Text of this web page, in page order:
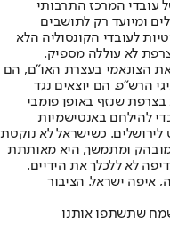
עובדי המרכז התרבותי
ומיועד רק לתושבים
לעובדי הקונסוליה הלא
לא עוללה מספיק.
את הצונאמי בעצרת האו"ם, הם
הרש"פ. הם יוצאים נגד
שנזף באופן פומבי
להילחם באנטישמיות
כשישראל לא נוקטת
מובהק ומתמשך, היא מאותתת
לא ללכלך את הידיים.
איפה ישראל. הציבור
שתשתפו אותנו